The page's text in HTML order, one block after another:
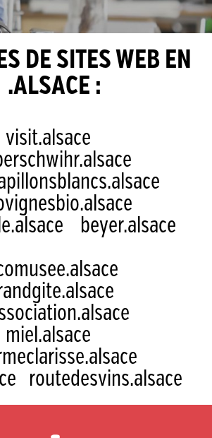
DE SITES WEB EN
.ALSACE :
visit.alsace
beyer.alsace
miel.alsace
routedesvins.alsace